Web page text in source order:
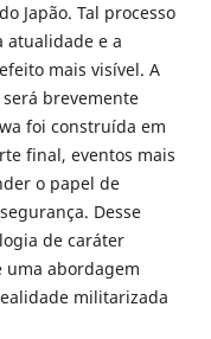
Japão. Tal processo
atualidade e a
mais visível. A
será brevemente
foi construída em
final, eventos mais
o papel de
Desse
de caráter
abordagem
militarizada